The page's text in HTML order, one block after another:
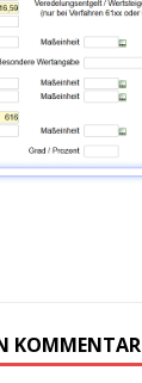
KOMMENTAR